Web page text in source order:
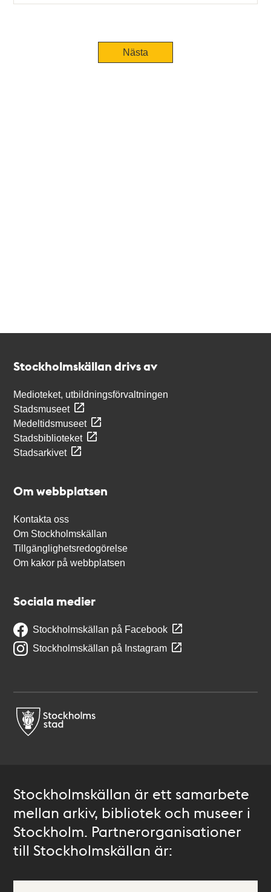
TidigareNästa
Stockholmskällan drivs av
Medioteket, utbildningsförvaltningen
Stadsmuseet
Medeltidsmuseet
Stadsbiblioteket
Stadsarkivet
Om webbplatsen
Kontakta oss
Om Stockholmskällan
Tillgänglighetsredogörelse
Om kakor på webbplatsen
Sociala medier
Stockholmskällan på Facebook
Stockholmskällan på Instagram
Stockholmskällan är ett samarbete
mellan arkiv, bibliotek och museer i
Stockholm. Partnerorganisationer
till Stockholmskällan är: